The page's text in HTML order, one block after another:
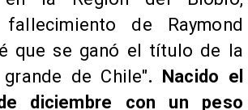
de Raymond
que se ganó el título de la
de Chile". Nacido el
diciembre con un peso